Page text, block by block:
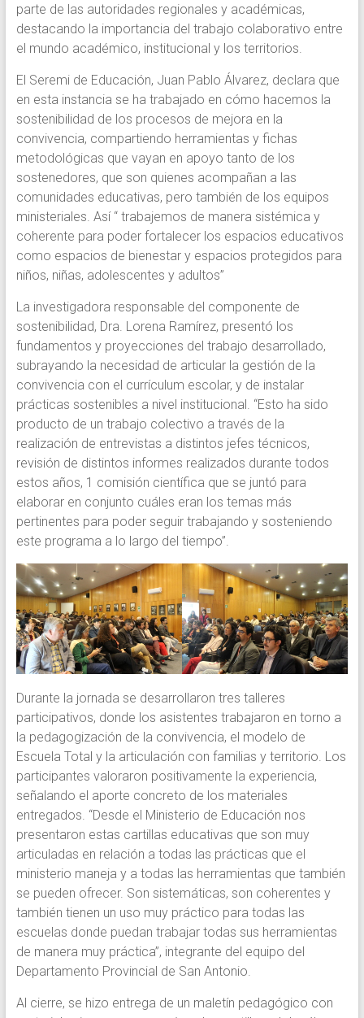
parte de las autoridades regionales y académicas,
destacando la importancia del trabajo colaborativo entre
el mundo académico, institucional y los territorios.
El Seremi de Educación, Juan Pablo Álvarez, declara que
en esta instancia se ha trabajado en cómo hacemos la
sostenibilidad de los procesos de mejora en la
convivencia, compartiendo herramientas y fichas
metodológicas que vayan en apoyo tanto de los
sostenedores, que son quienes acompañan a las
comunidades educativas, pero también de los equipos
ministeriales. Así “ trabajemos de manera sistémica y
coherente para poder fortalecer los espacios educativos
como espacios de bienestar y espacios protegidos para
niños, niñas, adolescentes y adultos”
La investigadora responsable del componente de
sostenibilidad, Dra. Lorena Ramírez, presentó los
fundamentos y proyecciones del trabajo desarrollado,
subrayando la necesidad de articular la gestión de la
convivencia con el currículum escolar, y de instalar
prácticas sostenibles a nivel institucional. “Esto ha sido
producto de un trabajo colectivo a través de la
realización de entrevistas a distintos jefes técnicos,
revisión de distintos informes realizados durante todos
estos años, 1 comisión científica que se juntó para
elaborar en conjunto cuáles eran los temas más
pertinentes para poder seguir trabajando y sosteniendo
este programa a lo largo del tiempo”.
Durante la jornada se desarrollaron tres talleres
participativos, donde los asistentes trabajaron en torno a
la pedagogización de la convivencia, el modelo de
Escuela Total y la articulación con familias y territorio. Los
participantes valoraron positivamente la experiencia,
señalando el aporte concreto de los materiales
entregados. “Desde el Ministerio de Educación nos
presentaron estas cartillas educativas que son muy
articuladas en relación a todas las prácticas que el
ministerio maneja y a todas las herramientas que también
se pueden ofrecer. Son sistemáticas, son coherentes y
también tienen un uso muy práctico para todas las
escuelas donde puedan trabajar todas sus herramientas
de manera muy práctica”, integrante del equipo del
Departamento Provincial de San Antonio.
Al cierre, se hizo entrega de un maletín pedagógico con